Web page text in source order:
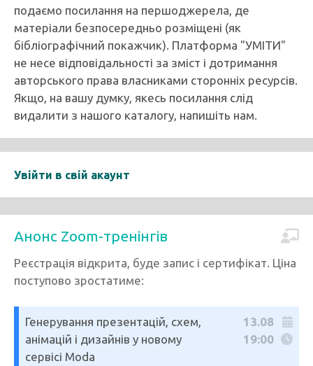
подаємо посилання на першоджерела, де
матеріали безпосередньо розміщені (як
бібліографічний покажчик). Платформа "УМІТИ"
не несе відповідальності за зміст і дотримання
авторського права власниками сторонніх ресурсів.
Якщо, на вашу думку, якесь посилання слід
видалити з нашого каталогу, напишіть нам.
Увійти в свій акаунт
Анонс Zoom-тренінгів
Реєстрація відкрита, буде запис і сертифікат. Ціна
поступово зростатиме:
Генерування презентацій, схем,
анімацій і дизайнів у новому
сервісі Moda
13.08
19:00